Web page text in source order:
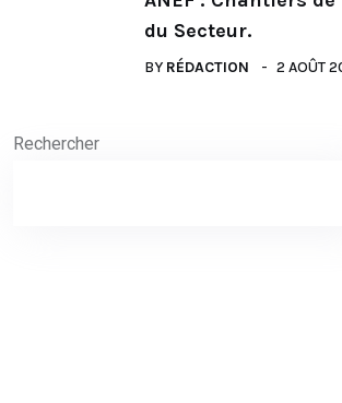
du Secteur.
BY RÉDACTION 2 AOÛT
Rechercher